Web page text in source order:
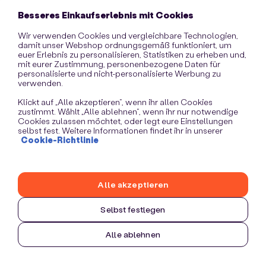
information).
Besseres Einkaufserlebnis mit Cookies
Wir verwenden Cookies und vergleichbare Technologien,
damit unser Webshop ordnungsgemäß funktioniert, um
euer Erlebnis zu personalisieren, Statistiken zu erheben und,
mit eurer Zustimmung, personenbezogene Daten für
personalisierte und nicht-personalisierte Werbung zu
verwenden.
Klickt auf „Alle akzeptieren“, wenn ihr allen Cookies
zustimmt. Wählt „Alle ablehnen“, wenn ihr nur notwendige
Cookies zulassen möchtet, oder legt eure Einstellungen
selbst fest. Weitere Informationen findet ihr in unserer
Cookie-Richtlinie
Selbst festlegen
Alle ablehnen
Alle akzeptieren